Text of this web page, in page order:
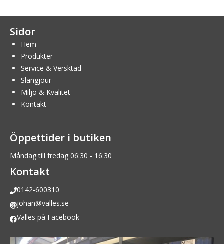
Sidor
Hem
Produkter
Service & Versktad
Slangjour
Miljö & Kvalitet
Kontakt
Öppettider i butiken
Måndag till fredag 06:30 - 16:30
Kontakt
0142-600310
johan@valles.se
Valles på Facebook